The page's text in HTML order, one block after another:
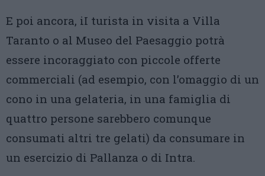
E poi ancora, iI turista in visita a Villa
Taranto o al Museo del Paesaggio potrà
essere incoraggiato con piccole offerte
commerciali (ad esempio, con l’omaggio di un
cono in una gelateria, in una famiglia di
quattro persone sarebbero comunque
consumati altri tre gelati) da consumare in
un esercizio di Pallanza o di Intra.